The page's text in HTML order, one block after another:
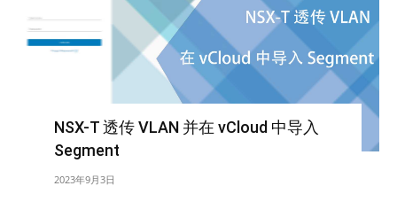
NSX-T 透传 VLAN 并在 vCloud 中导入
Segment
2023年9月3日